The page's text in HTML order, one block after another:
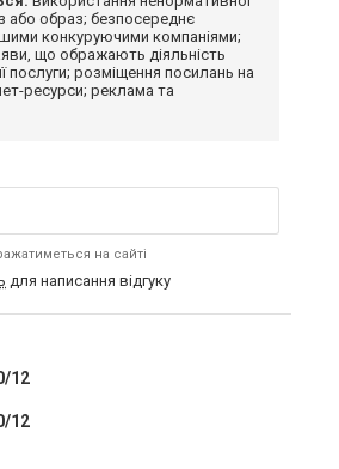
або образ; безпосереднє
конкуруючими компаніями;
що ображають діяльність
послуги; розміщення посилань на
ресурси; реклама та
на сайті
для написання відгуку
12
12